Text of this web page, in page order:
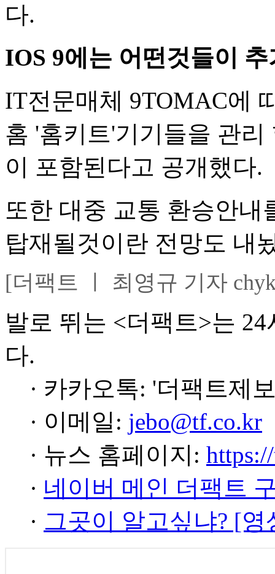
다.
IOS 9에는 어떤것들이
IT전문매체 9TOMAC에
홈 '홈키트'기기들을 관
이 포함된다고 공개했다.
또한 대중 교통 환승안
탑재될것이란 전망도 내
[더팩트 ㅣ 최영규 기자
발로 뛰는 <더팩트>는
다.
· 카카오톡: '더팩트제
· 이메일: jebo@tf.co.kr
· 뉴스 홈페이지:
· 네이버 메인 더팩트
· 그곳이 알고싶냐? [